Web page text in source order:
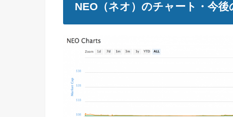
NEO（ネオ）のチャート・今後